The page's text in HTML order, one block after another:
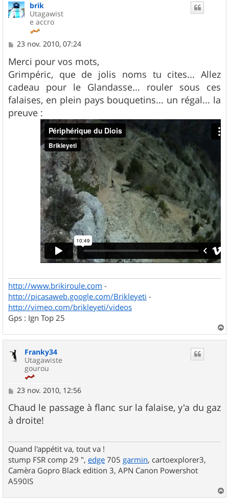
brik
Utagawist
e accro
M
s
s
a
g
e
23 nov. 2010, 07:24
Merci pour vos mots,
Grimpéric, que de jolis noms tu cites... Allez
cadeau pour le Glandasse... rouler sous ces
falaises, en plein pays bouquetins... un régal... la
preuve :
http://www.brikiroule.com -
http://picasaweb.google.com/Brikleyeti -
http://vimeo.com/brikleyeti/videos
Gps : Ign Top 25
a
Franky34
Utagawiste
gourou
M
s
s
a
23 nov. 2010, 12:56
Chaud le passage à flanc sur la falaise, y'a du gaz
à droite!
Quand l'appétit va, tout va !
stump FSR comp 29 ", edge 705 garmin, cartoexplorer3,
Camèra Gopro Black edition 3, APN Canon Powershot
A590IS
a